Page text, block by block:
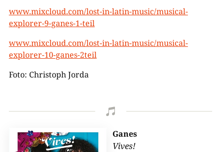
www.mixcloud.com/lost-in-latin-music/musical-
explorer-9-ganes-1-teil
www.mixcloud.com/lost-in-latin-music/musical-
explorer-10-ganes-2teil
Foto: Christoph Jorda

Ganes
Vives!